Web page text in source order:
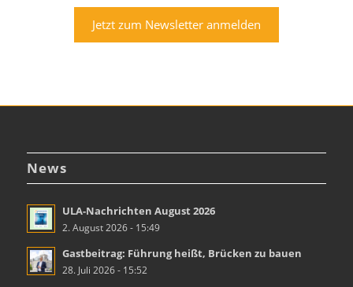
Jetzt zum Newsletter anmelden
News
ULA-Nachrichten August 2026
2. August 2026 - 15:49
Gastbeitrag: Führung heißt, Brücken zu bauen
28. Juli 2026 - 15:52